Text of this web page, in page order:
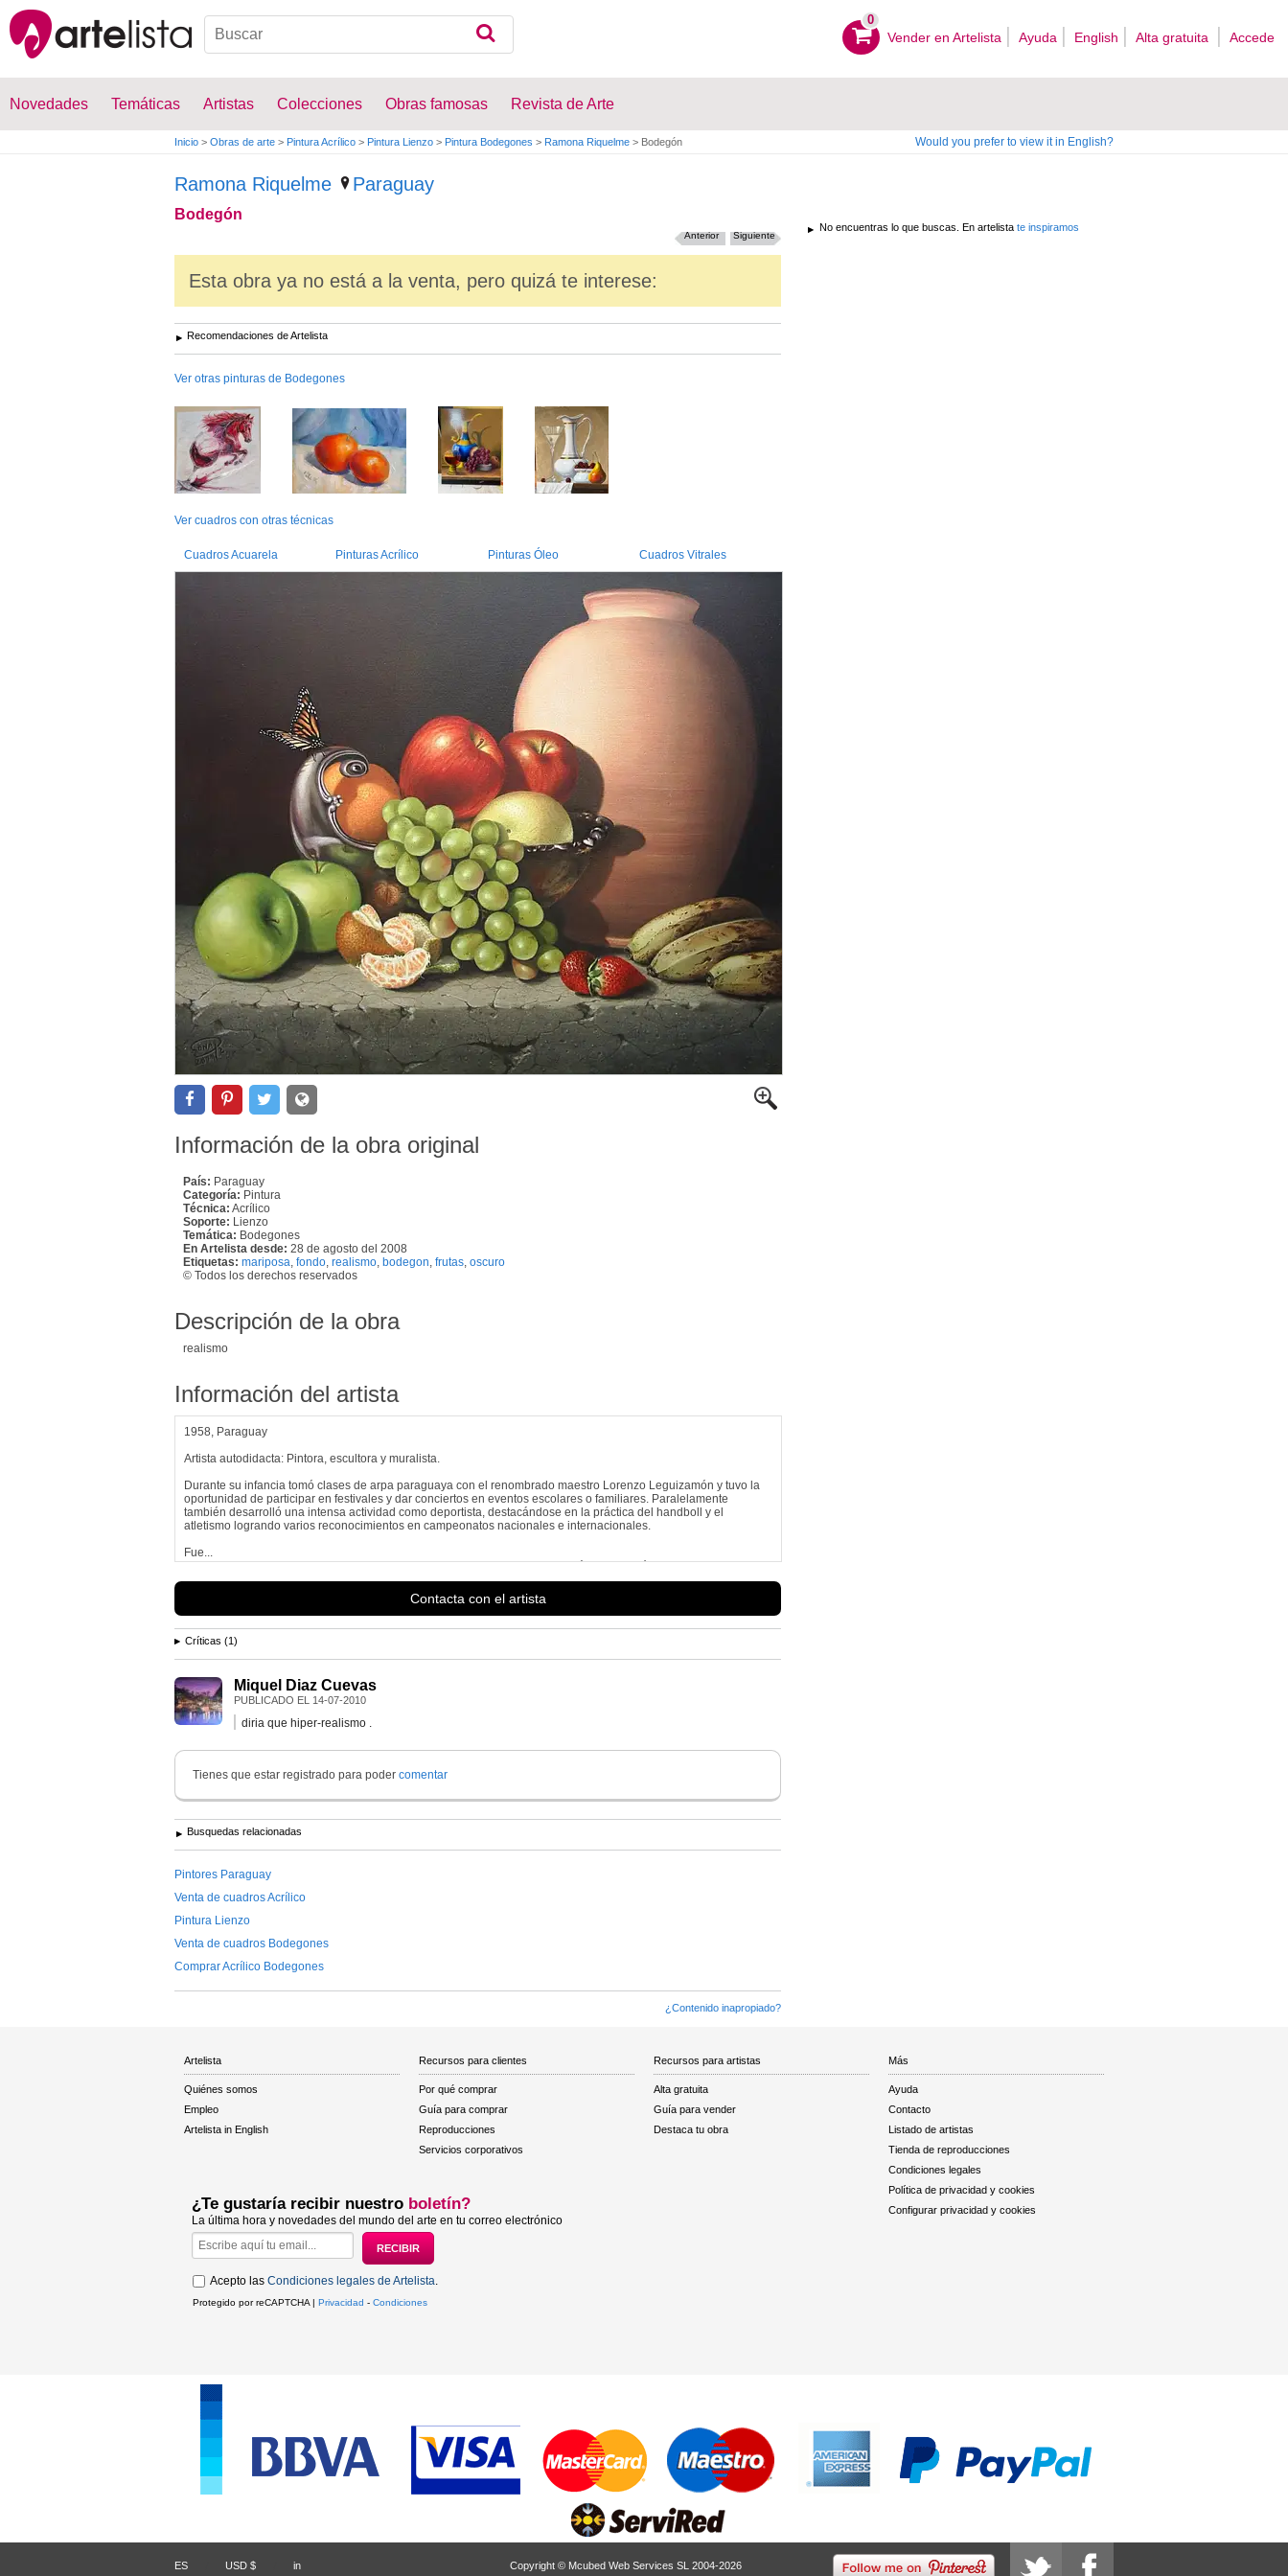
0
Vender en Artelista Ayuda English Alta gratuita Accede
Novedades Temáticas Artistas Colecciones Obras famosas Revista de Arte
Inicio > Obras de arte > Pintura Acrílico > Pintura Lienzo > Pintura Bodegones > Ramona Riquelme > Bodegón Would you prefer to view it in English?
Ramona Riquelme Paraguay
Bodegón
Siguiente
Anterior
Esta obra ya no está a la venta, pero quizá te interese:
Recomendaciones de Artelista
Ver otras pinturas de Bodegones
Ver cuadros con otras técnicas
Cuadros Acuarela Pinturas Acrílico Pinturas Óleo Cuadros Vitrales
Información de la obra original
País: Paraguay
Categoría: Pintura
Técnica: Acrílico
Soporte: Lienzo
Temática: Bodegones
En Artelista desde: 28 de agosto del 2008
Etiquetas: mariposa fondo realismo bodegon frutas oscuro
© Todos los derechos reservados
Descripción de la obra
realismo
Información del artista
1958, Paraguay
Artista autodidacta: Pintora, escultora y muralista.
Durante su infancia tomó clases de arpa paraguaya con el renombrado maestro Lorenzo Leguizamón y tuvo la
oportunidad de participar en festivales y dar conciertos en eventos escolares o familiares. Paralelamente
también desarrolló una intensa actividad como deportista, destacándose en la práctica del handboll y el
atletismo logrando varios reconocimientos en campeonatos nacionales e internacionales.
Fue...
Ver más información deRamona Riquelme
Contacta con el artista
Críticas (1)
Miquel Diaz Cuevas
PUBLICADO EL 14-07-2010
diria que hiper-realismo .
Tienes que estar registrado para poder comentar
Busquedas relacionadas
Pintores Paraguay
Venta de cuadros Acrílico
Pintura Lienzo
Venta de cuadros Bodegones
Comprar Acrílico Bodegones
¿Contenido inapropiado?
No encuentras lo que buscas. En artelista te inspiramos
Artelista
Quiénes somos
Empleo
Artelista in English
Recursos para clientes
Por qué comprar
Guía para comprar
Reproducciones
Servicios corporativos
Recursos para artistas
Alta gratuita
Guía para vender
Destaca tu obra
Más
Ayuda
Contacto
Listado de artistas
Tienda de reproducciones
Condiciones legales
Política de privacidad y cookies
Configurar privacidad y cookies
¿Te gustaría recibir nuestro boletín?
La última hora y novedades del mundo del arte en tu correo electrónico
Acepto las Condiciones legales de Artelista
Protegido por reCAPTCHA | Privacidad - Condiciones
ES USD $ in Copyright © Mcubed Web Services SL 2004-2026